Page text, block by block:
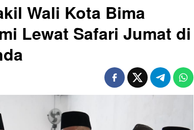
Wali Kota Bima
Lewat Safari Jumat di